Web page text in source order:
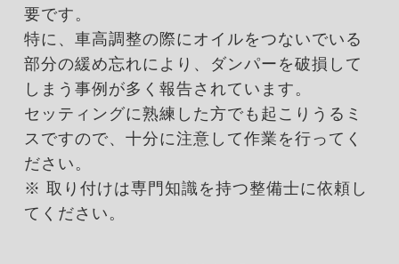
要です。
特に、車高調整の際にオイルをつないでいる
部分の緩め忘れにより、ダンパーを破損して
しまう事例が多く報告されています。
セッティングに熟練した方でも起こりうるミ
スですので、十分に注意して作業を行ってく
ださい。
※ 取り付けは専門知識を持つ整備士に依頼し
てください。